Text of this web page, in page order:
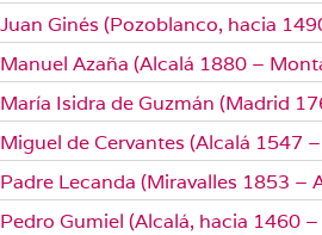
Juan Ginés (Pozoblanco, hacia
Manuel Azaña (Alcalá 1880 –
María Isidra de Guzmán (Madrid
Miguel de Cervantes (Alcalá 1547
Padre Lecanda (Miravalles 1853 –
Pedro Gumiel (Alcalá, hacia 1460